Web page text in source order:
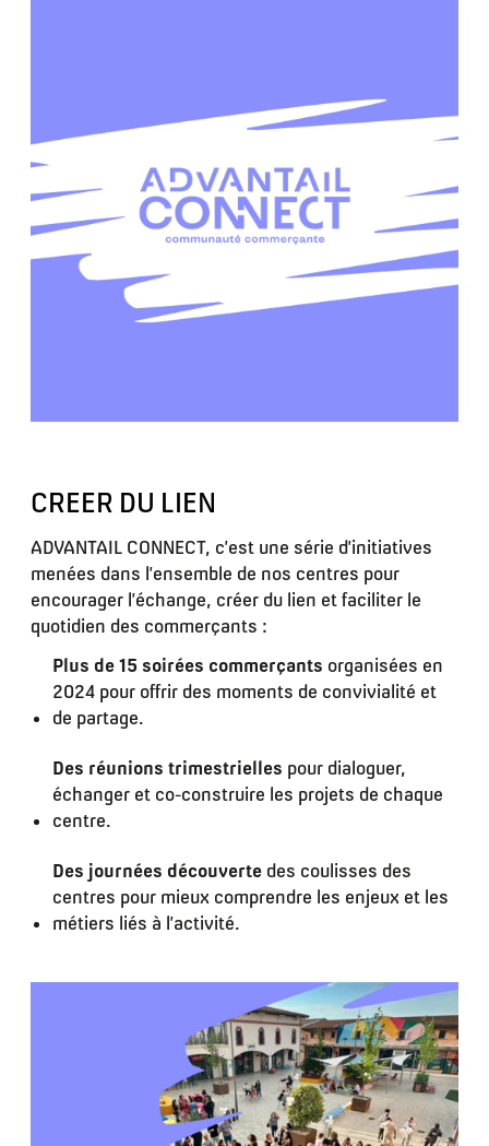
CREER DU LIEN
ADVANTAIL CONNECT, c’est une série d’initiatives
menées dans l’ensemble de nos centres pour
encourager l’échange, créer du lien et faciliter le
quotidien des commerçants :
Plus de 15 soirées commerçants organisées en
2024 pour offrir des moments de convivialité et
de partage.
Des réunions trimestrielles pour dialoguer,
échanger et co-construire les projets de chaque
centre.
Des journées découverte des coulisses des
centres pour mieux comprendre les enjeux et les
métiers liés à l’activité.